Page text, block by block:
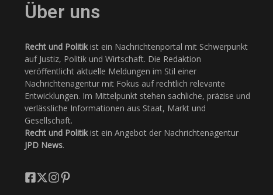
Über uns
Recht und Politikist ein Nachrichtenportal mit Schwerpunkt
auf Justiz, Politik und Wirtschaft. Die Redaktion
veröffentlicht aktuelle Meldungen im Stil einer
Nachrichtenagentur mit Fokus auf rechtlich relevante
Entwicklungen. Im Mittelpunkt stehen sachliche, präzise und
verlässliche Informationen aus Staat, Markt und
Gesellschaft.
Recht und Politikist ein Angebot der Nachrichtenagentur
JPD News.